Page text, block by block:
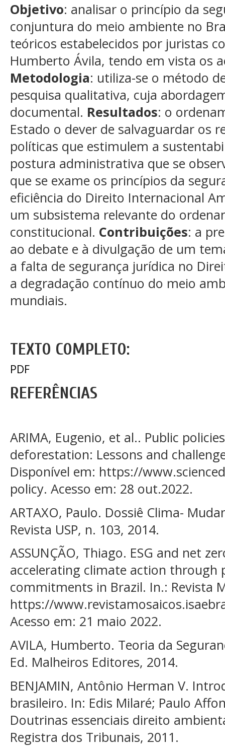
Objetivo: analisar o princípio da
conjuntura do meio ambiente no
teóricos estabelecidos por juristas
Humberto Ávila, tendo em vista os
Metodologia: utiliza-se o método
pesquisa qualitativa, cuja
documental. Resultados: o
Estado o dever de salvaguardar os
políticas que estimulem a
postura administrativa que se
que se exame os princípios da
eficiência do Direito Internacional
um subsistema relevante do
constitucional. Contribuições: a
ao debate e à divulgação de um
a falta de segurança jurídica no
a degradação contínuo do meio
mundiais.
TEXTO COMPLETO:
PDF
REFERÊNCIAS
ARIMA, Eugenio, et al.. Public
deforestation: Lessons and
Disponível em: https://
policy. Acesso em: 28 out.2022.
ARTAXO, Paulo. Dossiê Clima-
Revista USP, n. 103, 2014.
ASSUNÇÃO, Thiago. ESG and net
accelerating climate action through
commitments in Brazil. In.: Revista
https://
Acesso em: 21 maio 2022.
AVILA, Humberto. Teoria da
Ed. Malheiros Editores, 2014.
BENJAMIN, Antônio Herman V.
brasileiro. In: Edis Milaré; Paulo
Doutrinas essenciais direito
Registra dos Tribunais, 2011.